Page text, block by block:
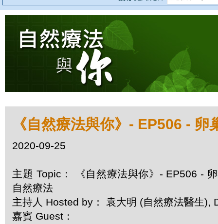
《自然療法與你》- EP506 - 卵
2020-09-25
主題 Topic： 《自然療法與你》- EP506 -
自然療法
主持人 Hosted by： 袁大明 (自然療法醫生),
嘉賓 Guest：